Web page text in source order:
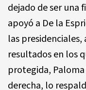
dejado de ser
apoyó a De la
las
resultados en los
protegida,
derecha, lo